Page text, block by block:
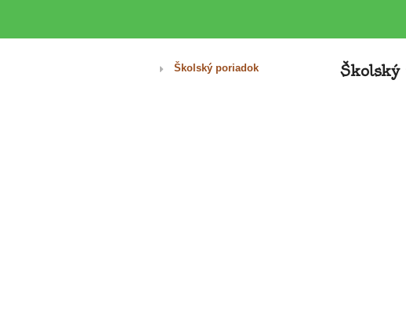
Školský poriadok
Školský poriadok Školský